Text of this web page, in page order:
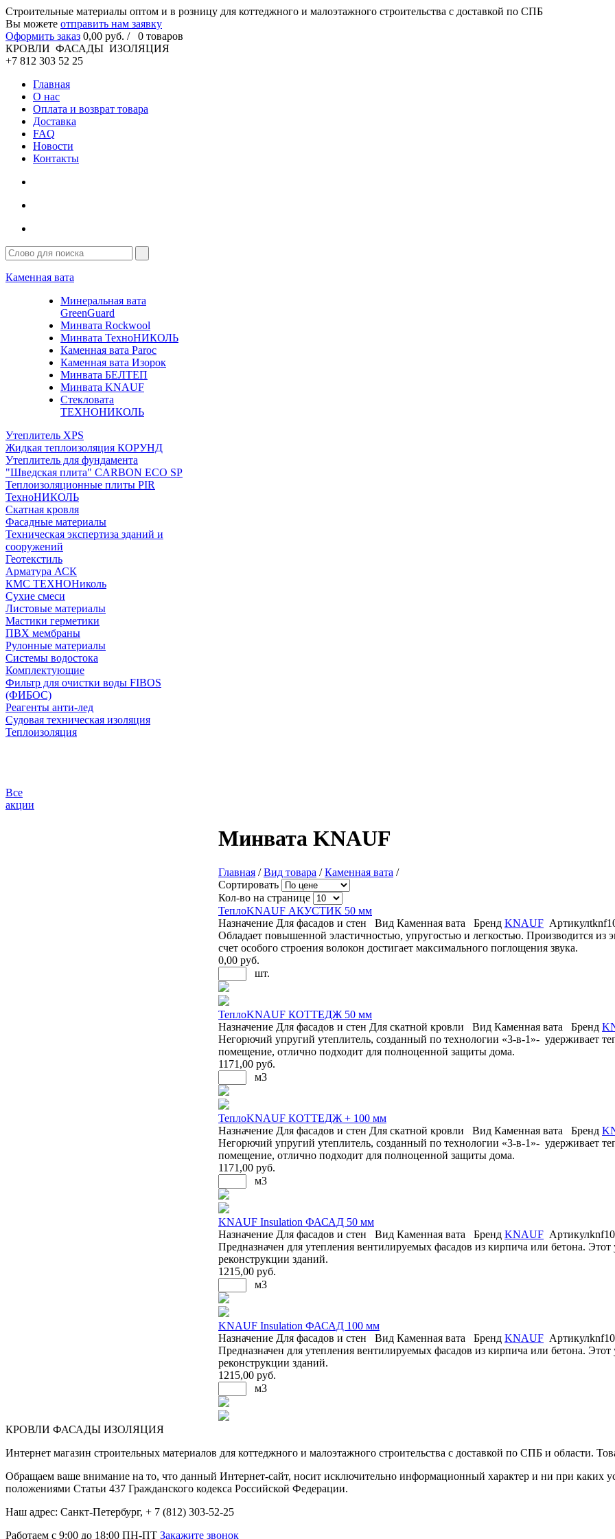
Cтроительные материалы оптом и в розницу для коттеджного и малоэтажного строительства с доставкой по СПБ
Вы можете отправить нам заявку
Оформить заказ 0,00 руб. / 0 товаров
КРОВЛИ ФАСАДЫ ИЗОЛЯЦИЯ
+7 812 303 52 25
Главная
О нас
Оплата и возврат товара
Доставка
FAQ
Новости
Контакты
Каменная вата
Минеральная вата
GreenGuard
Минвата Rockwool
Минвата ТехноНИКОЛЬ
Каменная вата Paroc
Каменная вата Изорок
Минвата БЕЛТЕП
Минвата KNAUF
Стекловата
ТЕХНОНИКОЛЬ
Утеплитель XPS
Жидкая теплоизоляция КОРУНД
Утеплитель для фундамента
"Шведская плита" CARBON ECO SP
Теплоизоляционные плиты PIR
ТехноНИКОЛЬ
Скатная кровля
Фасадные материалы
Техническая экспертиза зданий и
сооружений
Геотекстиль
Арматура АСК
КМС ТЕХНОНиколь
Сухие смеси
Листовые материалы
Мастики герметики
ПВХ мембраны
Рулонные материалы
Системы водостока
Комплектующие
Фильтр для очистки воды FIBOS
(ФИБОС)
Реагенты анти-лед
Судовая техническая изоляция
Теплоизоляция
Все
акции
Минвата KNAUF
Главная /Вид товара /Каменная вата /
Сортировать
Кол-во на странице
ТеплоKNAUF АКУСТИК 50 мм
Назначение Для фасадов и стен Вид Каменная вата Бренд KNAUF Артикул
Обладает повышенной эластичностью, упругостью и легкостью. Производится из
счет особого строения волокон достигает максимального поглощения звука.
0,00 руб.
шт.
ТеплоKNAUF КОТТЕДЖ 50 мм
Назначение Для фасадов и стен Для скатной кровли Вид Каменная вата Бренд
Негорючий упругий утеплитель, созданный по технологии «3-в-1»- удерживает
помещение, отлично подходит для полноценной защиты дома.
1171 ,00 руб.
м3
ТеплоKNAUF КОТТЕДЖ + 100 мм
Назначение Для фасадов и стен Для скатной кровли Вид Каменная вата Бренд
Негорючий упругий утеплитель, созданный по технологии «3-в-1»- удерживает
помещение, отлично подходит для полноценной защиты дома.
1171 ,00 руб.
м3
KNAUF Insulation ФАСАД 50 мм
Назначение Для фасадов и стен Вид Каменная вата Бренд KNAUF Артикул
Предназначен для утепления вентилируемых фасадов из кирпича или бетона.
реконструкции зданий.
1215,00 руб.
м3
KNAUF Insulation ФАСАД 100 мм
Назначение Для фасадов и стен Вид Каменная вата Бренд KNAUF Артикул
Предназначен для утепления вентилируемых фасадов из кирпича или бетона.
реконструкции зданий.
1215,00 руб.
м3
КРОВЛИ ФАСАДЫ ИЗОЛЯЦИЯ
Интернет магазин строительных материалов для коттеджного и малоэтажного строительства с доставкой по СПБ и области.
Обращаем ваше внимание на то, что данный Интернет-сайт, носит исключительно информационный характер и ни при каких
положениями Статьи 437 Гражданского кодекса Российской Федерации.
Наш адрес: Санкт-Петербург, + 7 (812) 303-52-25
Работаем с 9:00 до 18:00 ПН-ПТ Закажите звонок